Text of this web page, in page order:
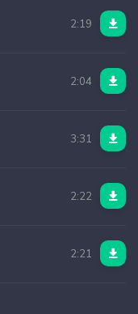
2:19
2:04
3:31
2:22
2:21